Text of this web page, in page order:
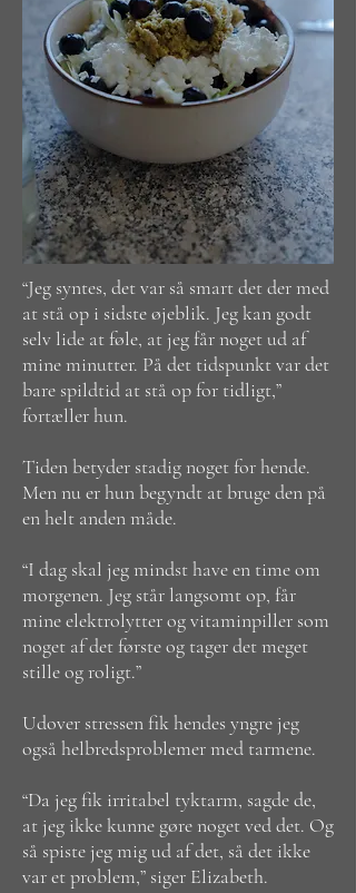
“Jeg syntes, det var så smart det der med
at stå op i sidste øjeblik. Jeg kan godt
selv lide at føle, at jeg får noget ud af
mine minutter. På det tidspunkt var det
bare spildtid at stå op for tidligt,”
fortæller hun.
Tiden betyder stadig noget for hende.
Men nu er hun begyndt at bruge den på
en helt anden måde.
“I dag skal jeg mindst have en time om
morgenen. Jeg står langsomt op, får
mine elektrolytter og vitaminpiller som
noget af det første og tager det meget
stille og roligt.”
Udover stressen fik hendes yngre jeg
også helbredsproblemer med tarmene.
“Da jeg fik irritabel tyktarm, sagde de,
at jeg ikke kunne gøre noget ved det. Og
så spiste jeg mig ud af det, så det ikke
var et problem,” siger Elizabeth.